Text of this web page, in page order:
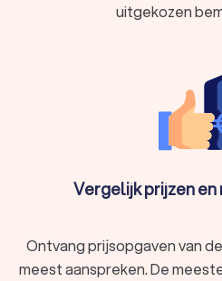
uitgekozen
Vergelijk prijzen en
Ontvang prijsopgaven van
meest aanspreken. De